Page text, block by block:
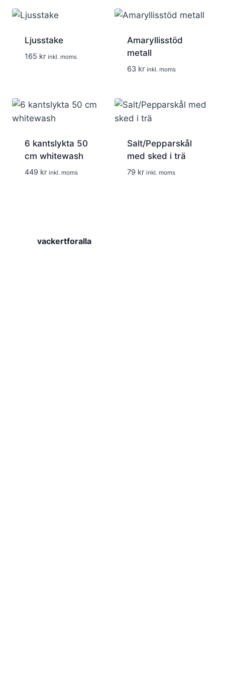
Ljusstake
165 kr inkl. moms
Amaryllisstöd
metall
63 kr inkl. moms
6 kantslykta 50
cm whitewash
449 kr inkl. moms
Salt/Pepparskål
med sked i trä
79 kr inkl. moms
vackertforalla